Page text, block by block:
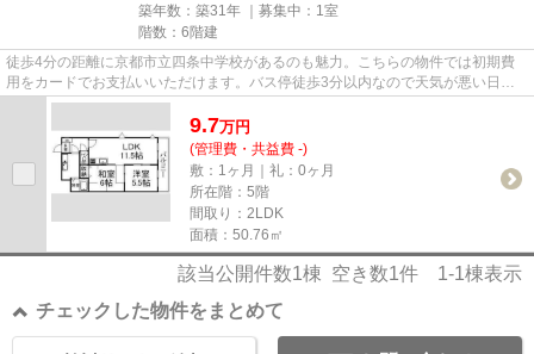
築年数：築31年 ｜募集中： 1室
階数：6階建
徒歩4分の距離に京都市立四条中学校があるのも魅力。こちらの物件では初期費
用をカードでお支払いいただけます。バス停徒歩3分以内なので天気が悪い日も
移動に困りません。気になるイ...
9.7万円
(管理費・共益費 -)
敷：1ヶ月｜礼：0ヶ月
所在階：5階
間取り：2LDK
面積：50.76㎡
該当公開件数1棟 空き数1件 1-1棟表示
チェックした物件をまとめて